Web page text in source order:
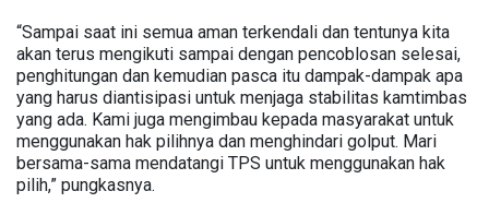
“Sampai saat ini semua aman terkendali dan tentunya kita
akan terus mengikuti sampai dengan pencoblosan selesai,
penghitungan dan kemudian pasca itu dampak-dampak apa
yang harus diantisipasi untuk menjaga stabilitas kamtimbas
yang ada. Kami juga mengimbau kepada masyarakat untuk
menggunakan hak pilihnya dan menghindari golput. Mari
bersama-sama mendatangi TPS untuk menggunakan hak
pilih,” pungkasnya.